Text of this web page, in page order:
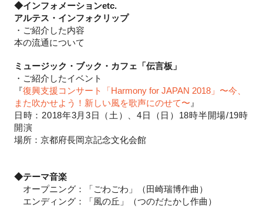
◆インフォメーションetc.
アルテス・インフォクリップ
・ ご紹介した内容
本の流通について
ミ ュージック・ブック・カフェ「伝言板」
・ ご紹介したイベント
『復興支援コンサート「Harmony for JAPAN 2018」〜今、
また吹かせよう！新しい風を歌声にのせて〜 』
日時：2018年3月3日（土）、4日（日）18時半開場/19時
開演
場所：京都府長岡京記念文化会館
◆テーマ音楽
オープニング：「ごわごわ」（田崎瑞博作曲）
エンディング：「風の丘」（つのだたかし作曲）